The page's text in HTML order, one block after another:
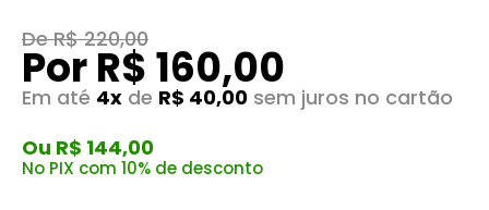
De R$ 220,00
Por R$ 160,00
Em até 4x de R$ 40,00 sem juros no cartão
Ou R$ 144,00
No PIX com 10% de desconto